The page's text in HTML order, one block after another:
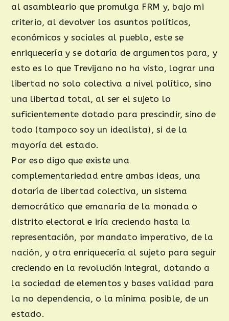
al asambleario que promulga FRM y, bajo mi
criterio, al devolver los asuntos políticos,
económicos y sociales al pueblo, este se
enriquecería y se dotaría de argumentos para, y
esto es lo que Trevijano no ha visto, lograr una
libertad no solo colectiva a nivel político, sino
una libertad total, al ser el sujeto lo
suficientemente dotado para prescindir, sino de
todo (tampoco soy un idealista), si de la
mayoría del estado.
Por eso digo que existe una
complementariedad entre ambas ideas, una
dotaría de libertad colectiva, un sistema
democrático que emanaría de la monada o
distrito electoral e iría creciendo hasta la
representación, por mandato imperativo, de la
nación, y otra enriquecería al sujeto para seguir
creciendo en la revolución integral, dotando a
la sociedad de elementos y bases validad para
la no dependencia, o la mínima posible, de un
estado.